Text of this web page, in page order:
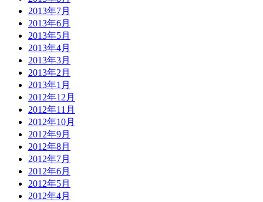
2013年7月
2013年6月
2013年5月
2013年4月
2013年3月
2013年2月
2013年1月
2012年12月
2012年11月
2012年10月
2012年9月
2012年8月
2012年7月
2012年6月
2012年5月
2012年4月